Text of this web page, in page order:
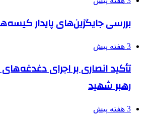
بررسی جایگزین‌های پایدار
3 هفته پیش
تأکید انصاری بر اجرای
رهبر شهید
3 هفته پیش